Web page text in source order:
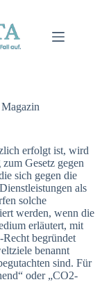
Magazin
erfolgt ist, wird
Gesetz gegen
sich gegen die
als
solche
werden, wenn die
erläutert, mit
begründet
benannt
sind. Für
oder „CO2-